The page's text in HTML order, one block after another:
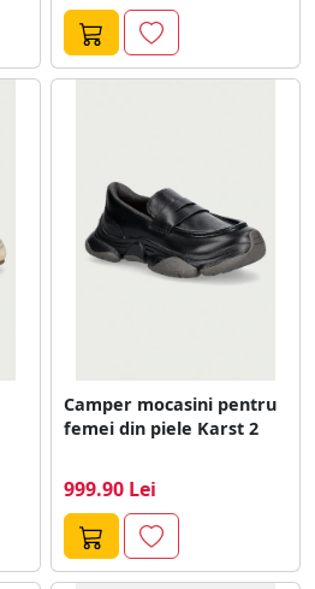
Camper mocasini pentru
femei din piele Karst 2
999.90 Lei